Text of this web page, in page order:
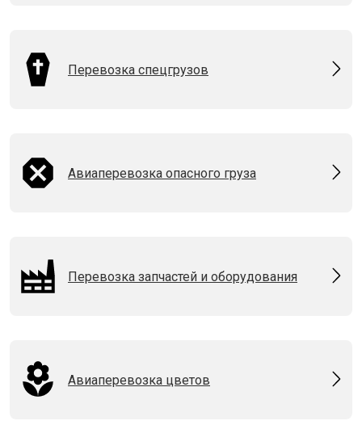
Перевозка спецгрузов
Авиаперевозка опасного груза
Перевозка запчастей и оборудования
Авиаперевозка цветов